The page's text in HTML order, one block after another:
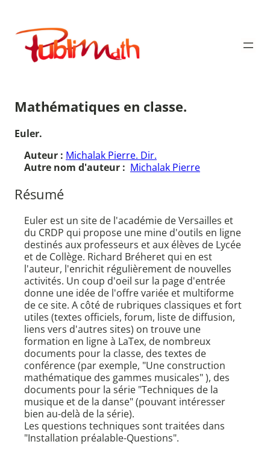
contenu
Publimath
Mathématiques en classe.
Euler.
Auteur : Michalak Pierre. Dir.
Autre nom d'auteur : Michalak Pierre
Résumé
Euler est un site de l'académie de Versailles et
du CRDP qui propose une mine d'outils en ligne
destinés aux professeurs et aux élèves de Lycée
et de Collège. Richard Bréheret qui en est
l'auteur, l'enrichit régulièrement de nouvelles
activités. Un coup d'oeil sur la page d'entrée
donne une idée de l'offre variée et multiforme
de ce site. A côté de rubriques classiques et fort
utiles (textes officiels, forum, liste de diffusion,
liens vers d'autres sites) on trouve une
formation en ligne à LaTex, de nombreux
documents pour la classe, des textes de
conférence (par exemple, "Une construction
mathématique des gammes musicales" ), des
documents pour la série "Techniques de la
musique et de la danse" (pouvant intéresser
bien au-delà de la série).
Les questions techniques sont traitées dans
"Installation préalable-Questions".